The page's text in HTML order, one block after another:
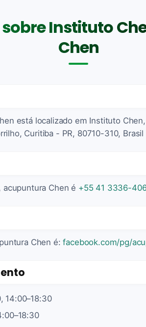
Instituto
Chen
está localizado em Instituto
Curitiba - PR, 80710-310, Brasil
Chen é +55 41 3336-
Chen é:facebook.com/pg/
14:00–18:30